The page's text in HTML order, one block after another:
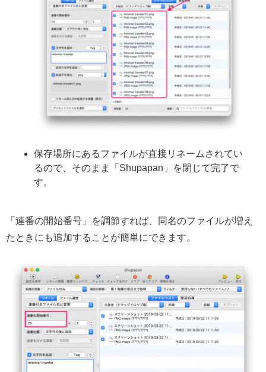
保存場所にあるファイルが直接リネームされてい
るので、そのまま「Shupapan」を閉じて完了で
す。
「連番の開始番号」を調節すれば、同名のファイルが増え
たときにも追加することが簡単にできます。